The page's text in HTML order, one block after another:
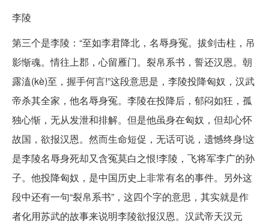
李陵
第三个是李陵：“至如李君降北，名辱身冤。拔剑击柱，吊
影惭魂。情往上郡，心留雁门。裂帛系书，誓还汉恩。朝
露溘(kè)至，握手何言!”这段意思是，李陵投降匈奴，汉武
帝杀其全家，他名辱身冤。李陵在投降后，郁闷如狂，孤
独心惭，无从发泄和排解。但是他虽身在匈奴，但却心怀
故国，欲报汉恩。然而生命短促，无话可说，遗憾终身!这
是李陵名辱身死却又含冤莫白之恨!李陵，飞将军李广的孙
子。他投降匈奴，是中国历史上非常有名的事件。另外这
段中还有一句“裂帛系书”，这四个字的意思，其实就是作
者化用苏武的故事来说明李陵欲报汉恩。汉武帝天汉元